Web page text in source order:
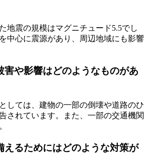
地震の規模はマグニチュード5.5でし
中心に震源があり、周辺地域にも影響
害や影響はどのようなものがあ
しては、建物の一部の倒壊や道路のひ
されています。また、一部の交通機関
えるためにはどのような対策が